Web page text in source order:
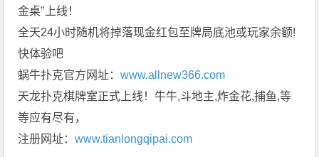
金桌"上线！
全天24小时随机将掉落现金红包至牌局底池或玩家余额!
快体验吧
蜗牛扑克官方网址：www.allnew366.com
天龙扑克棋牌室正式上线！牛牛,斗地主,炸金花,捕鱼,等
等应有尽有，
注册网址：www.tianlongqipai.com